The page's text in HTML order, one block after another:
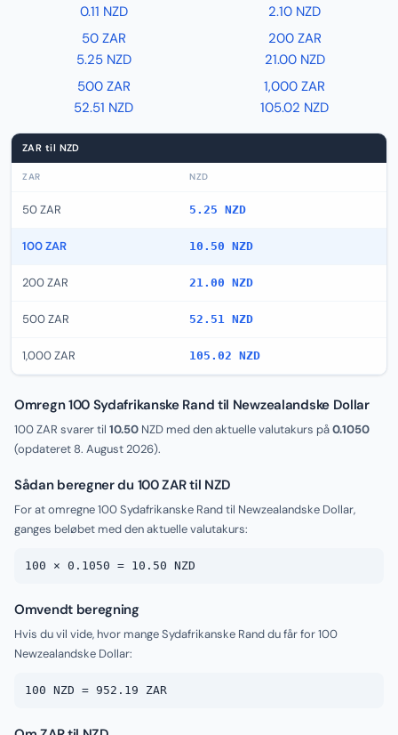
0.11 NZD
2.10 NZD
50 ZAR
5.25 NZD
200 ZAR
21.00 NZD
500 ZAR
52.51 NZD
1,000 ZAR
105.02 NZD
ZAR til NZD
ZAR NZD
50 ZAR 5.25 NZD
100 ZAR 10.50 NZD
200 ZAR 21.00 NZD
500 ZAR 52.51 NZD
1,000 ZAR 105.02 NZD
Omregn 100 Sydafrikanske Rand til Newzealandske Dollar
100 ZAR svarer til 10.50 NZD med den aktuelle valutakurs på0.1050
(opdateret 8. August 2026).
Sådan beregner du 100 ZAR til NZD
For at omregne 100 Sydafrikanske Rand til Newzealandske Dollar,
ganges beløbet med den aktuelle valutakurs:
100 × 0.1050 = 10.50 NZD
Omvendt beregning
Hvis du vil vide, hvor mange Sydafrikanske Rand du får for 100
Newzealandske Dollar:
100 NZD = 952.19 ZAR